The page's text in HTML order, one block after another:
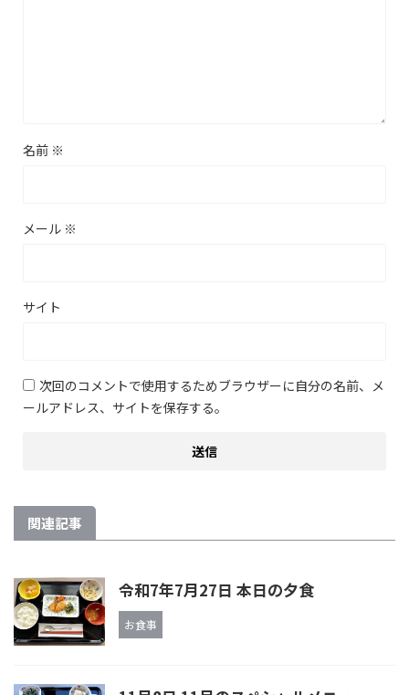
名前 ※
メール ※
サイト
次回のコメントで使用するためブラウザーに自分の名前、メ
ールアドレス、サイトを保存する。
関連記事
令和7年7月27日 本日の夕食
お食事